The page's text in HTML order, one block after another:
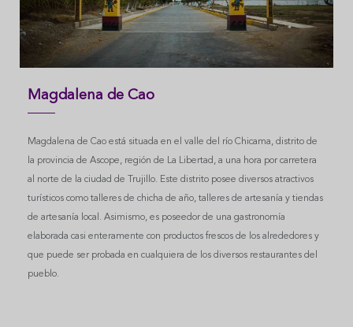
Magdalena de Cao
Magdalena de Cao está situada en el valle del río Chicama, distrito de
la provincia de Ascope, región de La Libertad, a una hora por carretera
al norte de la ciudad de Trujillo. Este distrito posee diversos atractivos
turísticos como talleres de chicha de año, talleres de artesanía y tiendas
de artesanía local. Asimismo, es poseedor de una gastronomía
elaborada casi enteramente con productos frescos de los alrededores y
que puede ser probada en cualquiera de los diversos restaurantes del
pueblo.